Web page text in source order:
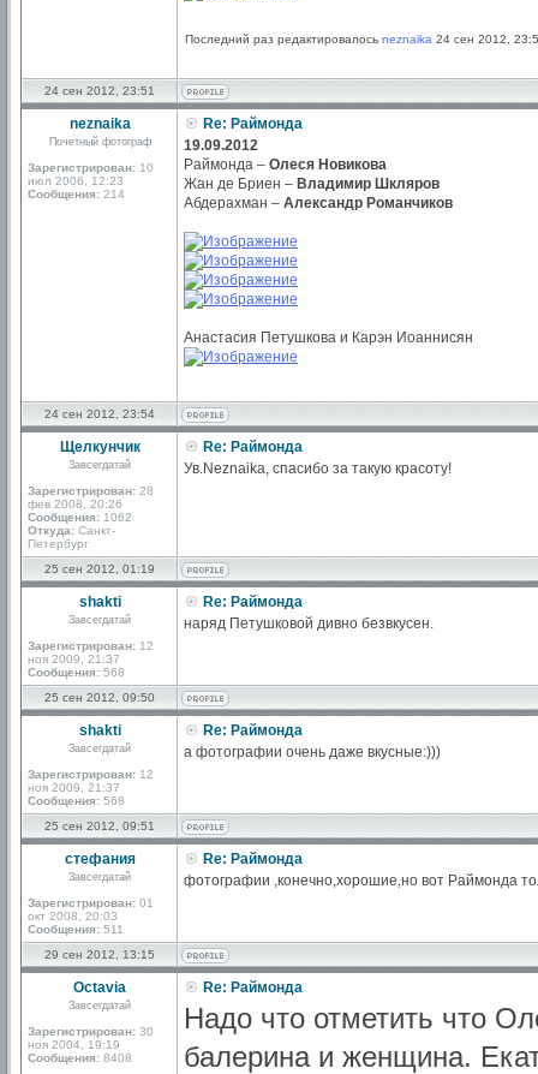
Последний раз редактировалось neznaika 24 сен 2012,
24 сен 2012, 23:51
neznaika
Почетный фотограф
Зарегистрирован: 10
июл 2006, 12:23
Сообщения: 214
Re: Раймонда
19.09.2012
Раймонда – Олеся Новикова
Жан де Бриен – Владимир Шкляров
Абдерахман – Александр Романчиков
Анастасия Петушкова и Карэн Иоаннисян
24 сен 2012, 23:54
Щелкунчик
Завсегдатай
Зарегистрирован: 28
фев 2008, 20:26
Сообщения: 1062
Откуда: Санкт-
Петербург
Re: Раймонда
Ув.Neznaika, спасибо за такую красоту!
25 сен 2012, 01:19
shakti
Завсегдатай
Зарегистрирован: 12
ноя 2009, 21:37
Сообщения: 568
Re: Раймонда
наряд Петушковой дивно безвкусен.
25 сен 2012, 09:50
shakti
Завсегдатай
Зарегистрирован: 12
ноя 2009, 21:37
Сообщения: 568
Re: Раймонда
а фотографии очень даже вкусные:)))
25 сен 2012, 09:51
стефания
Завсегдатай
Зарегистрирован: 01
окт 2008, 20:03
Сообщения: 511
Re: Раймонда
фотографии ,конечно,хорошие,но вот Раймонда
29 сен 2012, 13:15
Octavia
Завсегдатай
Зарегистрирован: 30
ноя 2004, 19:19
Сообщения: 8408
Re: Раймонда
Надо что отметить что
балерина и женщина.